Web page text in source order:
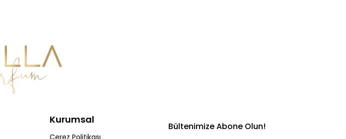
Kurumsal
Çerez Politikası
Bültenimize Abone Olun!